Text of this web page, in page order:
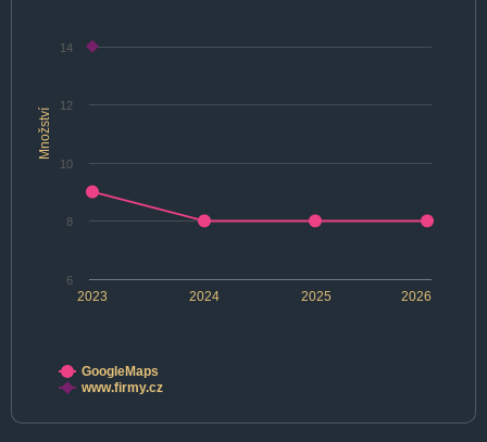
Množství
2024 2026
2023 2025
8
10
12
14
6
GoogleMaps
www.firmy.cz